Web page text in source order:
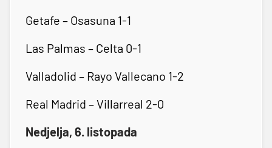
Getafe – Osasuna 1-1
Las Palmas – Celta 0-1
Valladolid – Rayo Vallecano 1-2
Real Madrid – Villarreal 2-0
Nedjelja, 6. listopada